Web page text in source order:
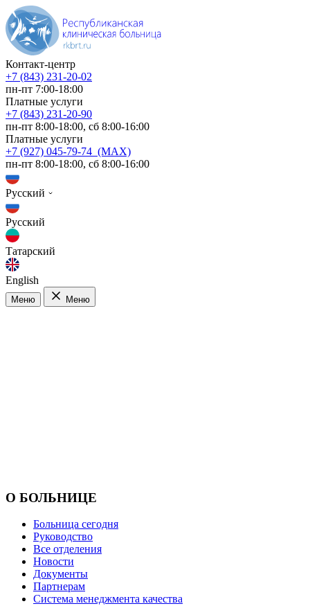
Контакт-центр
+7 (843) 231-20-02
пн-пт 7:00-18:00
Платные услуги
+7 (843) 231-20-90
пн-пт 8:00-18:00, сб 8:00-16:00
Платные услуги
+7 (927) 045-79-74 (MAX)
пн-пт 8:00-18:00, сб 8:00-16:00
Русский
Русский
Татарский
English
Меню Меню
О БОЛЬНИЦЕ
Больница сегодня
Руководство
Все отделения
Новости
Документы
Партнерам
Система менеджмента качества